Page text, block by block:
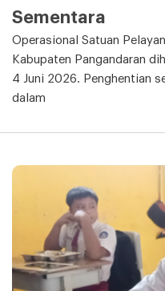
Sementara
Operasional Satuan
Kabupaten Pangandaran
4 Juni 2026. Penghentian
dalam